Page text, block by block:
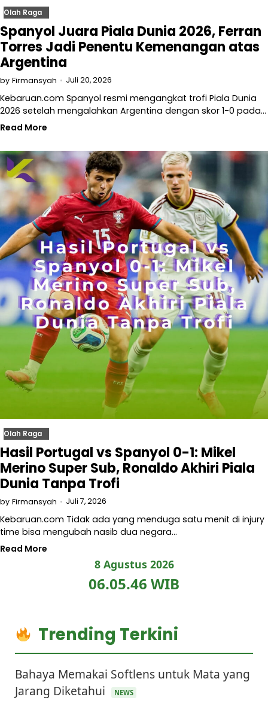
Olah Raga
Spanyol Juara Piala Dunia 2026, Ferran
Torres Jadi Penentu Kemenangan atas
Argentina
by Firmansyah Juli 20, 2026
Kebaruan.com Spanyol resmi mengangkat trofi Piala Dunia
2026 setelah mengalahkan Argentina dengan skor 1-0 pada…
Read More
Olah Raga
Hasil Portugal vs Spanyol 0-1: Mikel
Merino Super Sub, Ronaldo Akhiri Piala
Dunia Tanpa Trofi
by Firmansyah Juli 7, 2026
Kebaruan.com Tidak ada yang menduga satu menit di injury
time bisa mengubah nasib dua negara…
Read More
8 Agustus 2026
06.05.47 WIB
Trending Terkini
Bahaya Memakai Softlens untuk Mata yang
Jarang Diketahui
NEWS